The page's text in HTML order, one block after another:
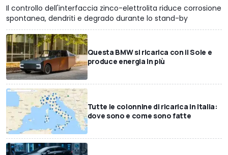
Il controllo dell'interfaccia zinco-elettrolita riduce corrosione
spontanea, dendriti e degrado durante lo stand-by
Questa BMW si ricarica con il Sole e
produce energia in più
Tutte le colonnine di ricarica in Italia:
dove sono e come sono fatte